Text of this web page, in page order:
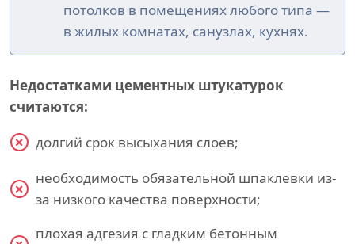
потолков в помещениях любого типа —
в жилых комнатах, санузлах, кухнях.
Недостатками цементных штукатурок
считаются:
долгий срок высыхания слоев;
необходимость обязательной шпаклевки из-
за низкого качества поверхности;
плохая адгезия с гладким бетонным